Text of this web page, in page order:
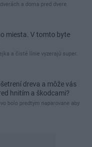
a doma pred dvere
miesta. V tomto byte
a čisté línie vyzerajú super.
dreva a môže vás
hnitím a škodcami?
bolo predtym naparovane aby